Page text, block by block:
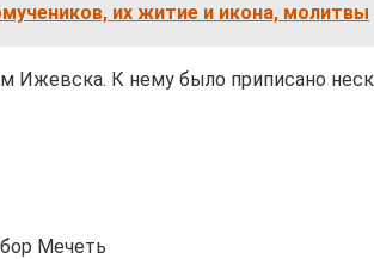
их житие и икона, молитвы
Ижевска. К нему было приписано
Мечеть